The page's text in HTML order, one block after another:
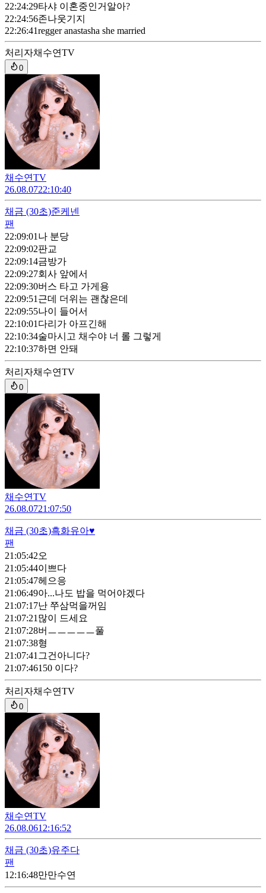
22:24:29타샤 이혼중인거알아?
22:24:56존나웃기지
22:26:41regger anastasha she married
처리자채수연TV
0
채수연TV
26.08.0722:10:40
채금 (30초)준케넨
팬
22:09:01 나 분당
22:09:02판교
22:09:14금방가
22:09:27회사 앞에서
22:09:30버스 타고 가게용
22:09:51 근데 더위는 괜찮은데
22:09:55나이 들어서
22:10:01 다리가 아프긴해
22:10:34술마시고 채수야 너 롤 그렇게
22:10:37하면 안돼
처리자채수연TV
0
채수연TV
26.08.0721:07:50
채금 (30초)흑화유아♥
팬
21:05:42오
21:05:44이쁘다
21:05:47헤으응
21:06:49아...나도 밥을 먹어야겠다
21:07:17난 쭈삼먹을꺼임
21:07:21 많이 드세요
21:07:28버ㅡㅡㅡㅡㅡ풀
21:07:38형
21:07:41 그건아니다?
21:07:46150 이다?
처리자채수연TV
0
채수연TV
26.08.0612:16:52
채금 (30초)유주다
팬
12:16:48만만수연